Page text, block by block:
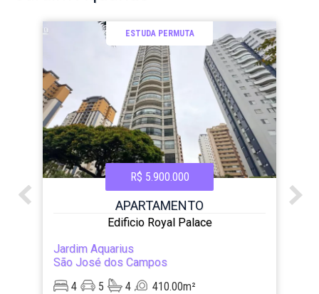
ESTUDA PERMUTA
R$ 5.900.000
APARTAMENTO
Edificio Royal Palace
Jardim Aquarius
São José dos Campos
4
5 4 410.00m²